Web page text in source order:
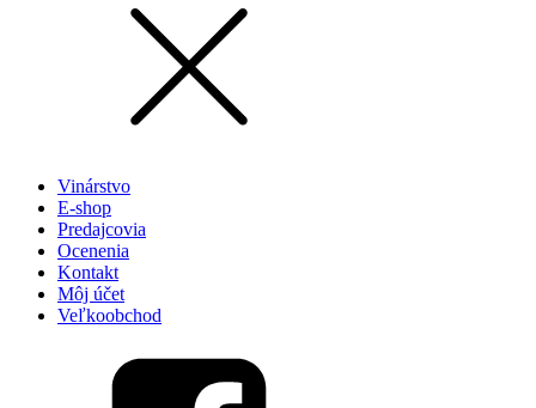
Vinárstvo
E-shop
Predajcovia
Ocenenia
Kontakt
Môj účet
Veľkoobchod